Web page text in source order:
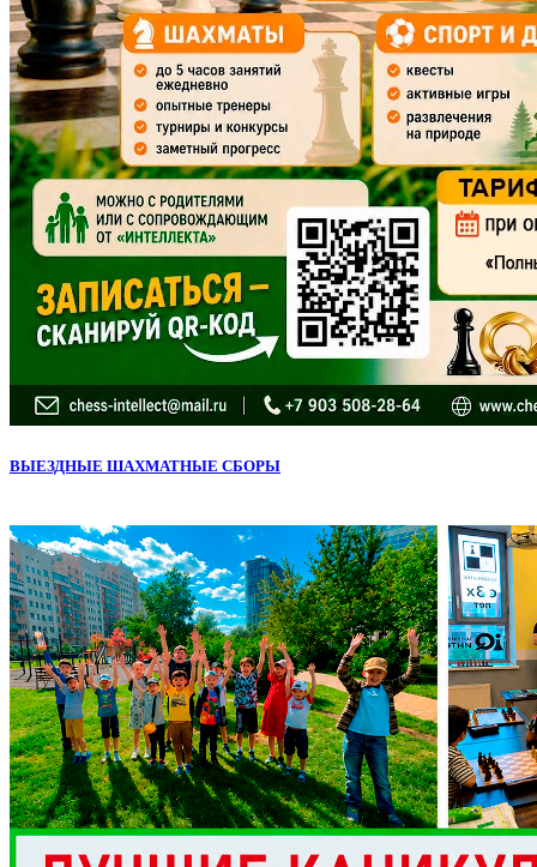
ВЫЕЗДНЫЕ ШАХМАТНЫЕ СБОРЫ